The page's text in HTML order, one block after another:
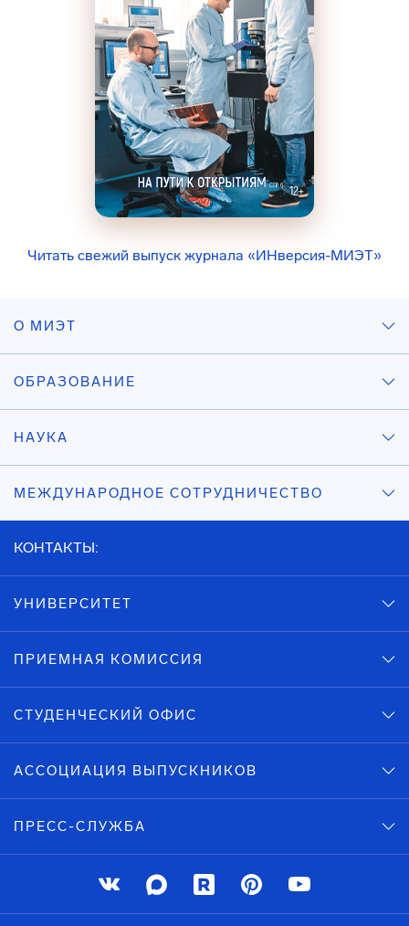
Читать свежий выпуск журнала «ИНверсия-МИЭТ»
О МИЭТ
ОБРАЗОВАНИЕ
НАУКА
МЕЖДУНАРОДНОЕ СОТРУДНИЧЕСТВО
КОНТАКТЫ:
УНИВЕРСИТЕТ
ПРИЕМНАЯ КОМИССИЯ
СТУДЕНЧЕСКИЙ ОФИС
АССОЦИАЦИЯ ВЫПУСКНИКОВ
ПРЕСС-СЛУЖБА